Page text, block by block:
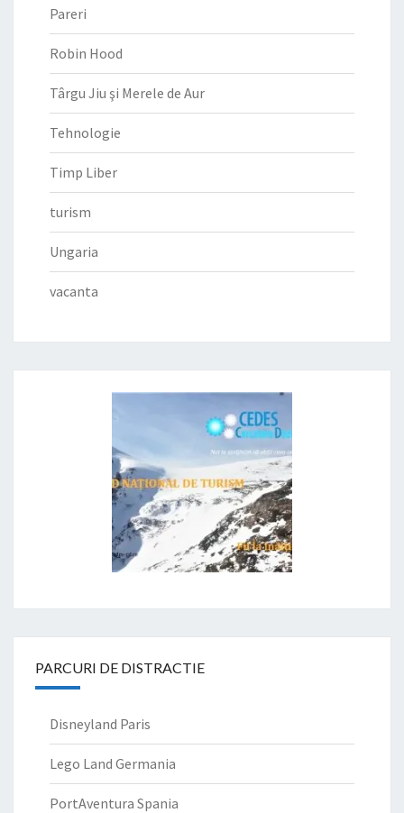
Pareri
Robin Hood
Târgu Jiu şi Merele de Aur
Tehnologie
Timp Liber
turism
Ungaria
vacanta
PARCURI DE DISTRACTIE
Disneyland Paris
Lego Land Germania
PortAventura Spania